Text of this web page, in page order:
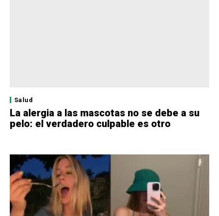
Salud
La alergia a las mascotas no se debe a su
pelo: el verdadero culpable es otro